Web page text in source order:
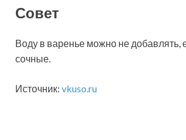
Совет
Воду в варенье можно не добавлять,
сочные.
Источник: vkuso.ru